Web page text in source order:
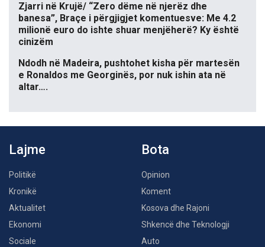
Zjarri në Krujë/ “Zero dëme në njerëz dhe
banesa”, Braçe i përgjigjet komentuesve: Me 4.2
milionë euro do ishte shuar menjëherë? Ky është
cinizëm
Ndodh në Madeira, pushtohet kisha për martesën
e Ronaldos me Georginës, por nuk ishin ata në
altar….
Lajme
Politikë
Kronikë
Aktualitet
Ekonomi
Sociale
Bota
Opinion
Koment
Kosova dhe Rajoni
Shkencë dhe Teknologji
Auto